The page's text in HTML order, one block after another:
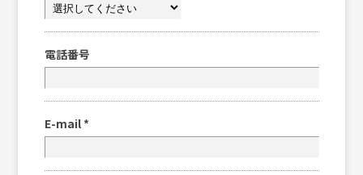
電話番号
E-mail *